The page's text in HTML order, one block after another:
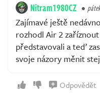
Nitram1980CZ
Zajímavé ještě
rozhodl Air 2
představovali a teď
svoje názory měnit
Odpovědět